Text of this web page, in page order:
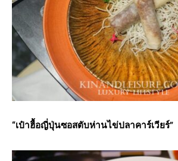
“เป๋าฮื้อญี่ปุ่นซอสตับห่านไข่ปลาคาร์เวียร์”